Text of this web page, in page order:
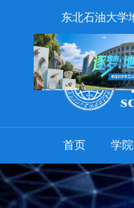
东北石油大学
首页 学